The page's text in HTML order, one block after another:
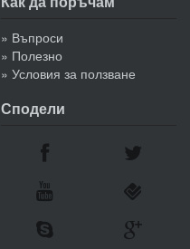
» Въпроси
» Полезно
» Условия за ползване
Сподели